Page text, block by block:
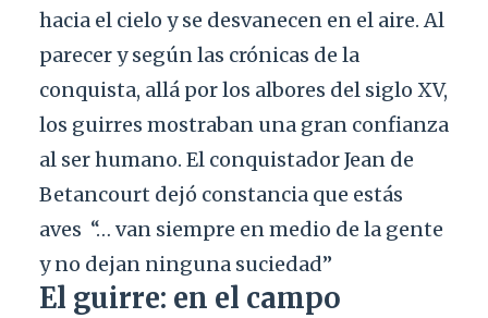
hacia el cielo y se desvanecen en el aire. Al
parecer y según las crónicas de la
conquista, allá por los albores del siglo XV,
los guirres mostraban una gran confianza
al ser humano. El conquistador Jean de
Betancourt dejó constancia que estás
aves “… van siempre en medio de la gente
y no dejan ninguna suciedad”
El guirre: en el campo